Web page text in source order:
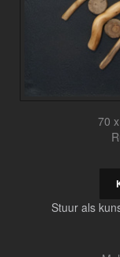
70
Stuur als